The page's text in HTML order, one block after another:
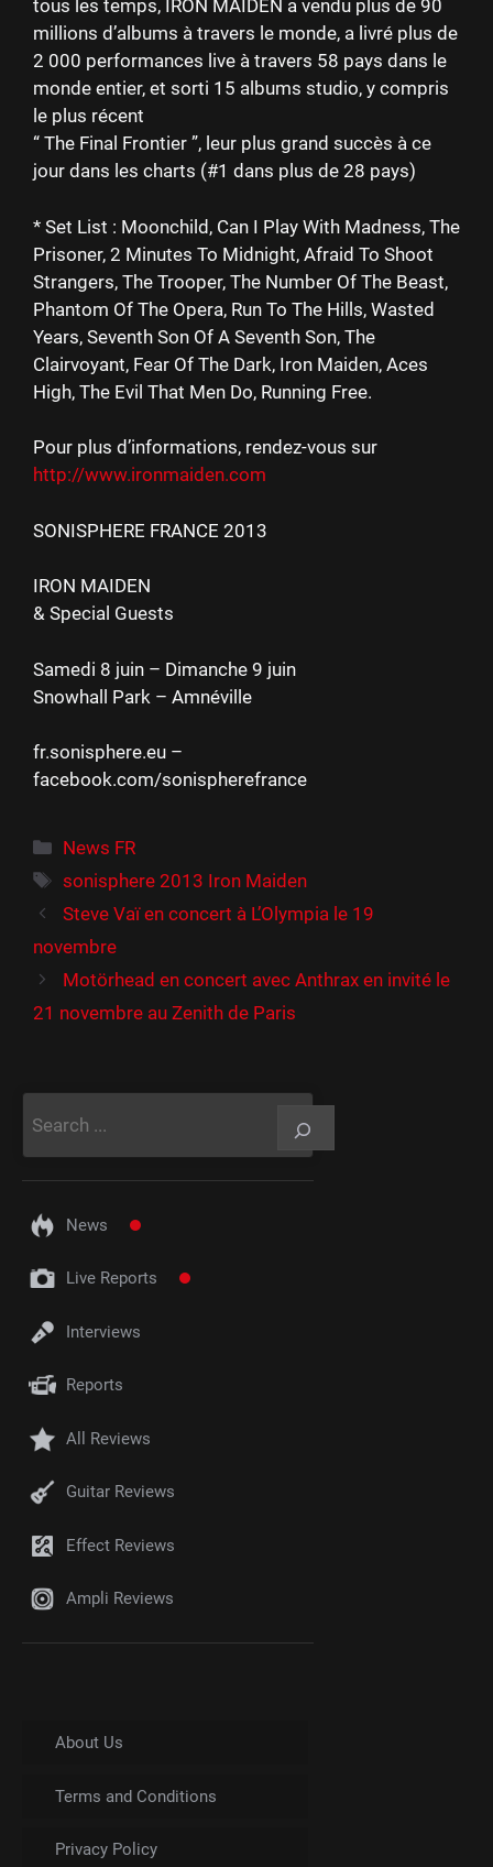
tous les temps, IRON MAIDEN a vendu plus de 90
millions d’albums à travers le monde, a livré plus de
2 000 performances live à travers 58 pays dans le
monde entier, et sorti 15 albums studio, y compris
le plus récent
“ The Final Frontier ”, leur plus grand succès à ce
jour dans les charts (#1 dans plus de 28 pays)
* Set List : Moonchild, Can I Play With Madness, The
Prisoner, 2 Minutes To Midnight, Afraid To Shoot
Strangers, The Trooper, The Number Of The Beast,
Phantom Of The Opera, Run To The Hills, Wasted
Years, Seventh Son Of A Seventh Son, The
Clairvoyant, Fear Of The Dark, Iron Maiden, Aces
High, The Evil That Men Do, Running Free.
Pour plus d’informations, rendez-vous sur
http://www.ironmaiden.com
SONISPHERE FRANCE 2013
IRON MAIDEN
& Special Guests
Samedi 8 juin – Dimanche 9 juin
Snowhall Park – Amnéville
fr.sonisphere.eu –
facebook.com/sonispherefrance
Catégories
News FR
Étiquettes
sonisphere 2013 Iron Maiden
Steve Vaï en concert à L’Olympia le 19
novembre
Motörhead en concert avec Anthrax en invité le
21 novembre au Zenith de Paris
News
Live Reports
Interviews
Reports
All Reviews
Guitar Reviews
Effect Reviews
Ampli Reviews
About Us
Terms and Conditions
Privacy Policy